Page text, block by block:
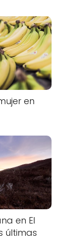
en
en El
últimas